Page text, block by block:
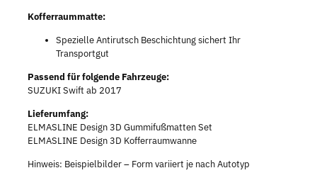
Kofferraummatte:
Spezielle Antirutsch Beschichtung sichert Ihr
Transportgut
Passend für folgende Fahrzeuge:
SUZUKI Swift ab 2017
Lieferumfang:
ELMASLINE Design 3D Gummifußmatten Set
ELMASLINE Design 3D Kofferraumwanne
Hinweis: Beispielbilder – Form variiert je nach Autotyp